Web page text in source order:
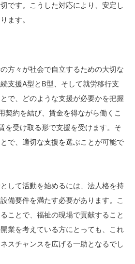
です。こうした対応により、安定し
ます。
方々が社会で自立するための大切な
支援A型とB型、そして就労移行支
で、どのような支援が必要かを把握
契約を結び、賃金を得ながら働くこ
を受け取る形で支援を受けます。そ
で、適切な支援を選ぶことが可能で
して活動を始めるには、法人格を持
備要件を満たす必要があります。こ
ことで、福祉の現場で貢献すること
業を考えている方にとっても、これ
スチャンスを広げる一助となるでし